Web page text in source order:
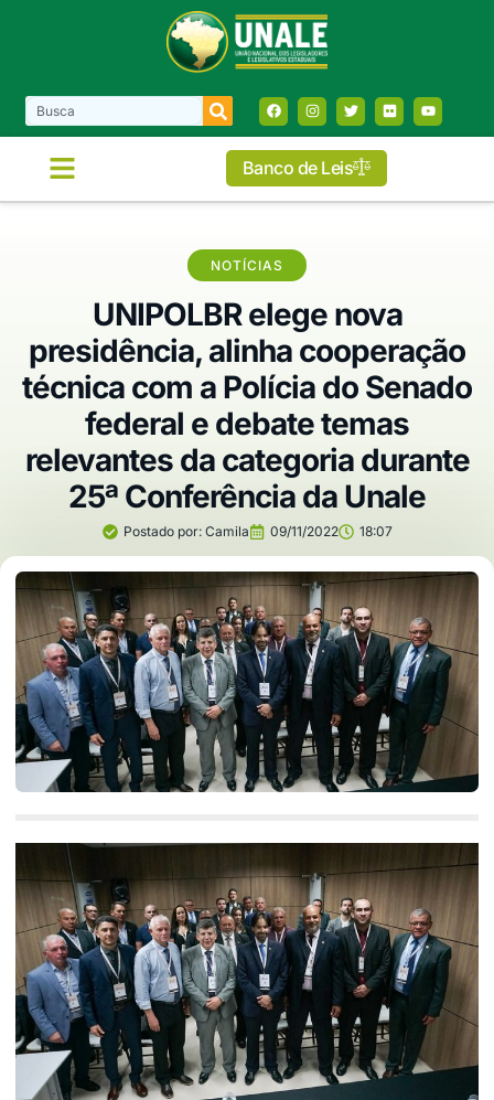
Banco de Leis
NOTÍCIAS
UNIPOLBR elege nova
presidência, alinha cooperação
técnica com a Polícia do Senado
federal e debate temas
relevantes da categoria durante
25ª Conferência da Unale
Postado por:Camila 09/11/2022 18:07